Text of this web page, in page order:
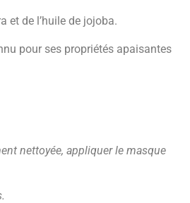
et de l’huile de jojoba.
pour ses propriétés apaisantes
nettoyée, appliquer le masque